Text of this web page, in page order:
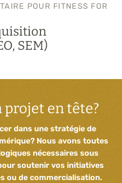
POUR FITNESS FOR
SEM)
projet en tête?
dans une stratégie de
Nous avons toutes
nécessaires sous
soutenir vos initiatives
ou de commercialisation.